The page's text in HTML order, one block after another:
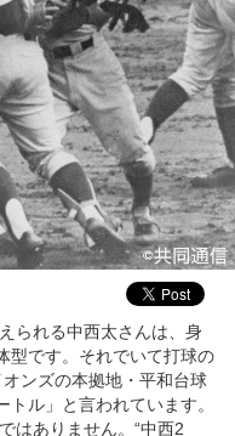
られる中西太さんは、身
型です。それでいて打球の
ンズの本拠地・平和台球
ル」と言われています。
はありません。“中西2